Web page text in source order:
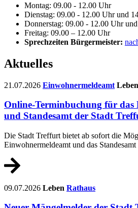
Montag: 09.00 - 12.00 Uhr
Dienstag: 09.00 - 12.00 Uhr und
Donnerstag: 09.00 - 12.00 Uhr
Freitag: 09.00 – 12.00 Uhr
Sprechzeiten Bürgermeister:
Aktuelles
21.07.2026 Einwohnermeldeamt Leben
Online-Terminbuchung für das
und Standesamt der Stadt
Die Stadt Treffurt bietet ab sofort die
Einwohnermeldeamt und das
09.07.2026 Leben Rathaus